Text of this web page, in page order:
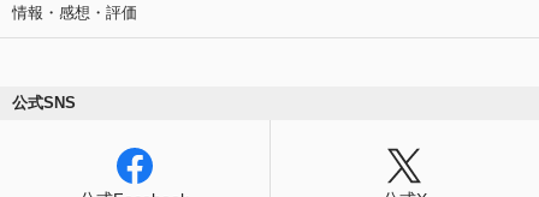
情報・感想・評価
公式SNS